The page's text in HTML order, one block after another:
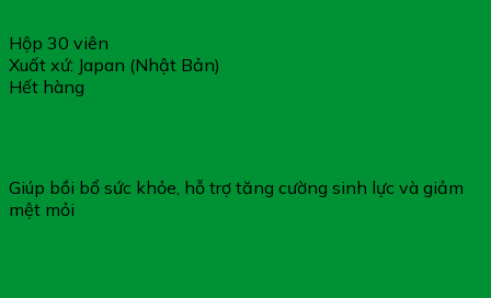
Hộp 30 viên
Xuất xứ: Japan (Nhật Bản)
Hết hàng
Giúp bồi bổ sức khỏe, hỗ trợ tăng cường sinh lực và giảm
mệt mỏi